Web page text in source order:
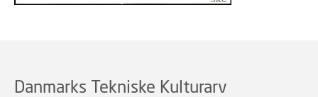
Danmarks Tekniske Kulturarv